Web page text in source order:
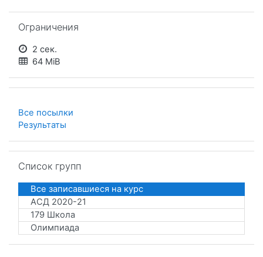
Ограничения
2 сек.
64 MiB
Все посылки
Результаты
Список групп
Все записавшиеся на курс
АСД 2020-21
179 Школа
Олимпиада